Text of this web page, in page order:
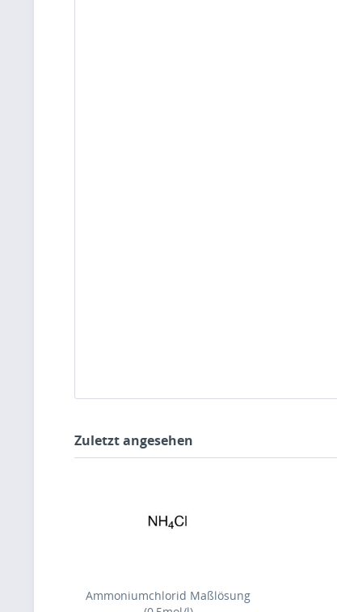
Zuletzt angesehen
Ammoniumchlorid Maßlösung